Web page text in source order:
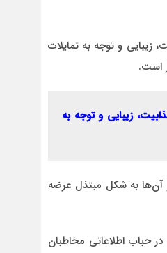
زیبایی و توجه به تمایلات
است.
زیبایی و توجه به
آن‌ها به شکل مبتذل عرضه
حباب اطلاعاتی مخاطبان